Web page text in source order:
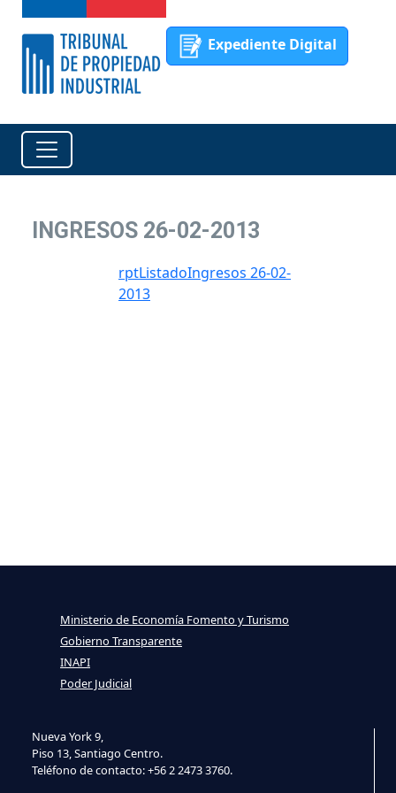
Expediente Digital
INGRESOS 26-02-2013
rptListadoIngresos 26-02-
2013
Nueva York 9,
Piso 13, Santiago Centro.
Teléfono de contacto: +56 2 2473 3760.
Ministerio de Economía Fomento y Turismo
Gobierno Transparente
INAPI
Poder Judicial